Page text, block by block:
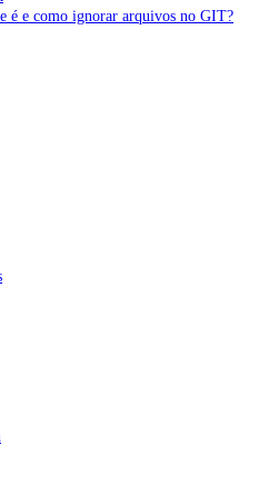
é e como ignorar arquivos no GIT?